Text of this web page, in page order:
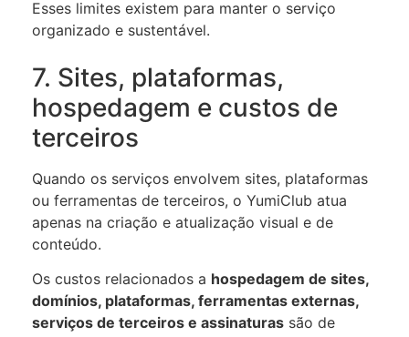
Esses limites existem para manter o serviço
organizado e sustentável.
7. Sites, plataformas,
hospedagem e custos de
terceiros
Quando os serviços envolvem sites, plataformas
ou ferramentas de terceiros, o YumiClub atua
apenas na criação e atualização visual e de
conteúdo.
Os custos relacionados a hospedagem de sites,
domínios, plataformas, ferramentas externas,
serviços de terceiros e assinaturas são de